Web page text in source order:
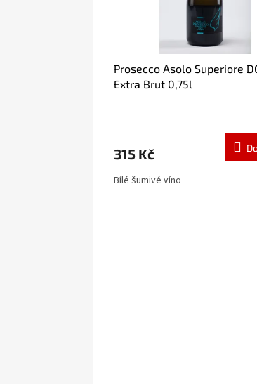
Prosecco Asolo Superiore
Extra Brut 0,75l
315 Kč
Bílé šumivé víno